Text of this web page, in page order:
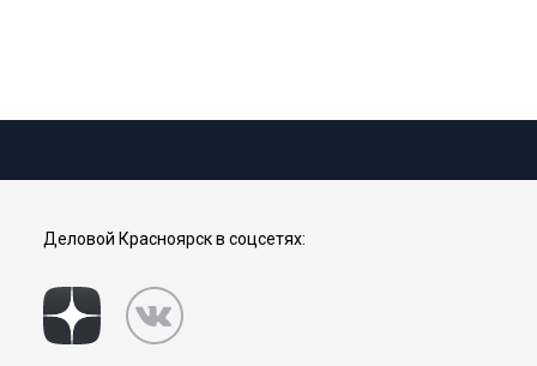
Деловой Красноярск в соцсетях: